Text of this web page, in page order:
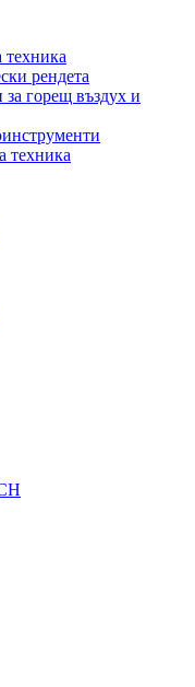
техника
рендета
горещ въздух и
техника